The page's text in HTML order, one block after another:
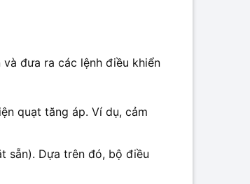
đưa ra các lệnh điều khiển
quạt tăng áp. Ví dụ, cảm
sẵn). Dựa trên đó, bộ điều